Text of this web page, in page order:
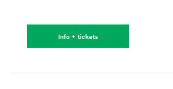
Info + tickets